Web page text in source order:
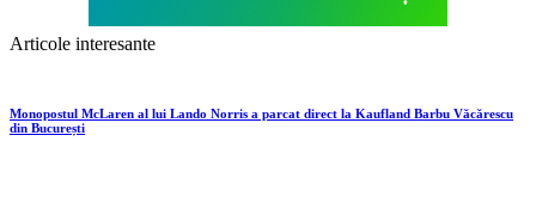
Articole interesante
Monopostul McLaren al lui Lando Norris a parcat direct la Kaufland Barbu Văcărescu
din București